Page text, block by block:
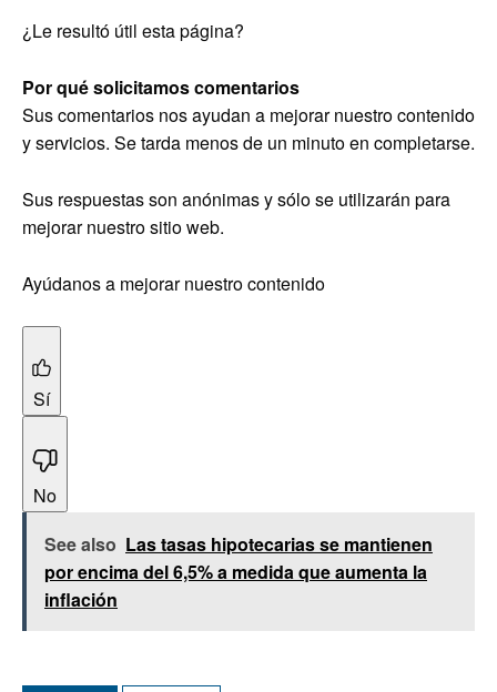
¿Le resultó útil esta página?
Por qué solicitamos comentarios
Sus comentarios nos ayudan a mejorar nuestro contenido
y servicios. Se tarda menos de un minuto en completarse.
Sus respuestas son anónimas y sólo se utilizarán para
mejorar nuestro sitio web.
Ayúdanos a mejorar nuestro contenido
Sí
No
See also Las tasas hipotecarias se mantienen
por encima del 6,5% a medida que aumenta la
inflación